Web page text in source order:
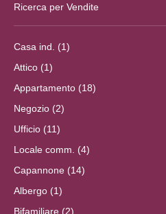
Ricerca per Vendite
Casa ind. (1)
Attico (1)
Appartamento (18)
Negozio (2)
Ufficio (11)
Locale comm. (4)
Capannone (14)
Albergo (1)
Bifamiliare (2)